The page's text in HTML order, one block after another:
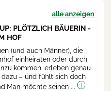
alle anzeigen
PLÖTZLICH BÄUERIN -
HOF
(und auch Männer), die
einheiraten oder durch
kommen, erleben genau
– und fühlt sich doch
möchte seinen ...